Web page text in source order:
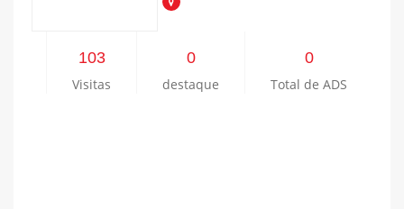
103
Visitas
0
destaque
0
Total de ADS